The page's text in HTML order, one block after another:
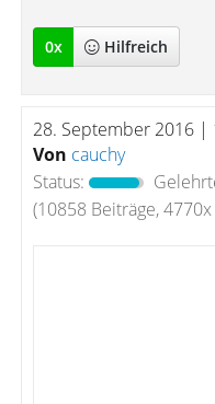
0x Hilfreich
28. September 2016 |
Von cauchy
Status:
(10858 Beiträge,